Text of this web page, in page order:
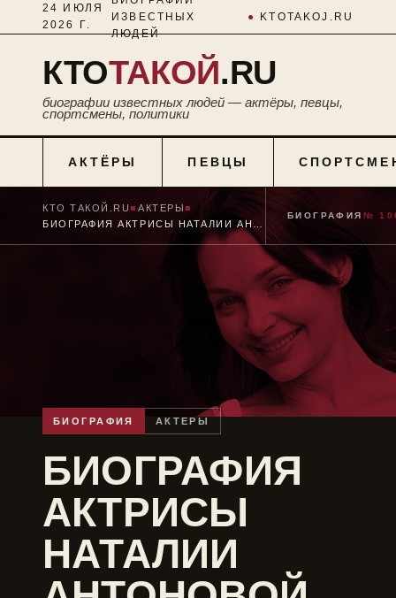
24 ИЮЛЯ
2026 Г.
ИЗВЕСТНЫХ
ЛЮДЕЙ
● KTOTAKOJ.RU
КТОТАКОЙ.RU
биографии известных людей — актёры, певцы,
спортсмены, политики
АКТЁРЫ ПЕВЦЫ
КТО ТАКОЙ.RU■АКТЕРЫ■
БИОГРАФИЯ №
БИОГРАФИЯ АКТЕРЫ
БИОГРАФИЯ
АКТРИСЫ
НАТАЛИИ